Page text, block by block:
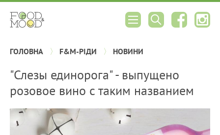
ГОЛОВНА F&M-РІДИ НОВИНИ
"Слезы единорога" - выпущено
розовое вино с таким названием